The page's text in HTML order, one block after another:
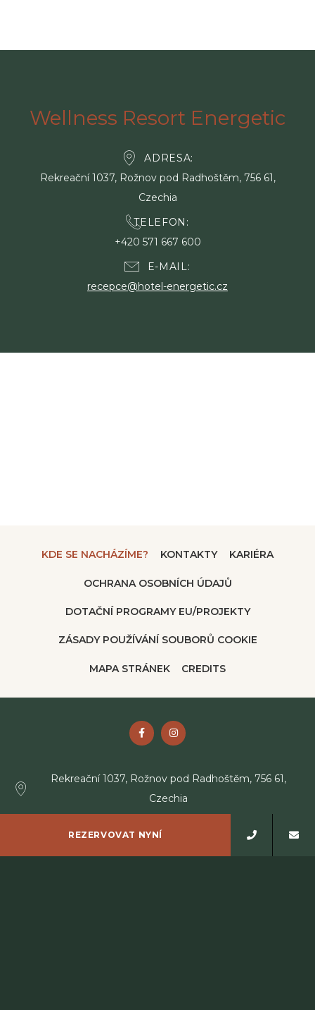
REZERVOVAT NYNÍ
Wellness Resort Energetic
ADRESA
Rekreační 1037, Rožnov pod Radhoštěm, 756 61,
Czechia
TELEFON
+420 571 667 600
E-MAIL
recepce@hotel-energetic.cz
KDE SE NACHÁZÍME? KONTAKTY KARIÉRA
OCHRANA OSOBNÍCH ÚDAJŮ
DOTAČNÍ PROGRAMY EU/PROJEKTY
ZÁSADY POUŽÍVÁNÍ SOUBORŮ COOKIE
MAPA STRÁNEK CREDITS
Rekreační 1037, Rožnov pod Radhoštěm, 756 61,
Czechia
+420 571 667 600
E-mail recepce@hotel-energetic.cz